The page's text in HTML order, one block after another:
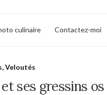
culinaire Contactez-moi
Veloutés
ses gressins os